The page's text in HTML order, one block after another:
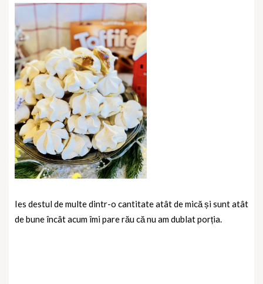
Ies destul de multe dintr-o cantitate atât de mică și sunt atât
de bune încât acum îmi pare rău că nu am dublat porția.